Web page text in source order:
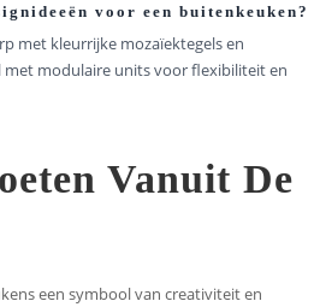
voor een buitenkeuken?
met kleurrijke mozaïektegels en
met modulaire units voor flexibiliteit en
Vanuit De
een symbool van creativiteit en